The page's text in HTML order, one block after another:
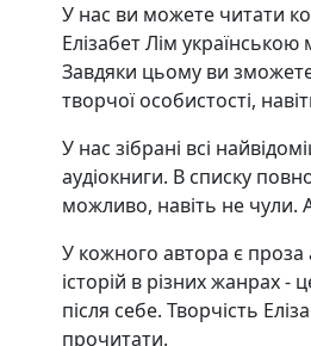
У нас ви можете читати
Елізабет Лім
Завдяки цьому ви
творчої особистості,
У нас зібрані всі
аудіокниги. В списку
можливо, навіть не чули.
У кожного автора є проза
історій в різних жанрах
після себе. Творчість
прочитати.